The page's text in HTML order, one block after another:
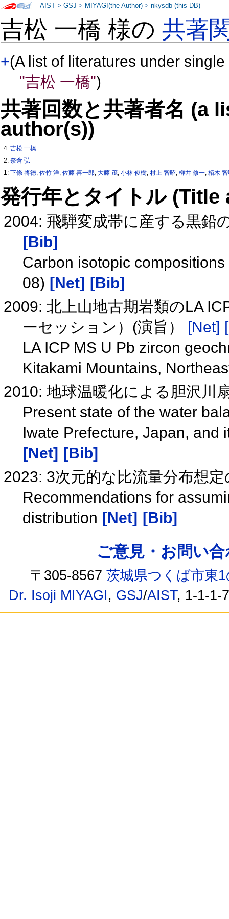
吉松 一橋 様の共著
+(A list of literatures under
"吉松 一橋")
共著回数と共著者名 (a
author(s))
4:吉松 一橋
2:奈倉 弘
1:下條 将徳,佐竹 洋,佐藤 喜一郎,大藤 茂,小林 俊樹,村上 智昭,柳井 修一,栢木
発行年とタイトル
2004: 飛騨変成帯に産する黒鉛
[Bib]
Carbon isotopic
08) [Net] [Bib]
2009: 北上山地古期岩類のLA
ーセッション）(演旨）
[Net]
LA ICP MS U Pb zircon
Kitakami Mountains,
2010: 地球温暖化による胆沢川
Present state of the water
Iwate Prefecture, Japan, and
[Net]
[Bib]
2023: 3次元的な比流量分布想
Recommendations for
distribution [Net] [Bib]
AIST >GSJ > MIYAGI(the Author) >nkysdb (this DB)
ご意見・お問い
〒305-8567茨城県つくば市東
Dr. Isoji MIYAGI, GSJ/AIST, 1-1-1-